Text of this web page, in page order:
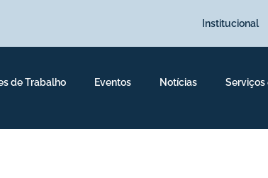
Institucional
de Trabalho Eventos Notícias Serviços